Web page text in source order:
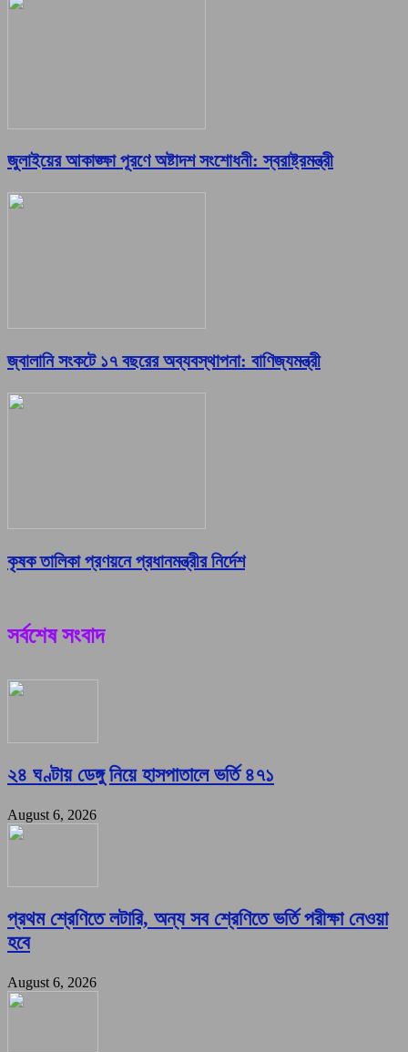
জুলাইয়ের আকাঙ্ক্ষা পূরণে অষ্টাদশ সংশোধনী: স্বরাষ্ট্রমন্ত্রী
জ্বালানি সংকটে ১৭ বছরের অব্যবস্থাপনা: বাণিজ্যমন্ত্রী
কৃষক তালিকা প্রণয়নে প্রধানমন্ত্রীর নির্দেশ
সর্বশেষ সংবাদ
২৪ ঘণ্টায় ডেঙ্গু নিয়ে হাসপাতালে ভর্তি ৪৭১
August 6, 2026
প্রথম শ্রেণিতে লটারি, অন্য সব শ্রেণিতে ভর্তি পরীক্ষা নেওয়া
হবে
August 6, 2026